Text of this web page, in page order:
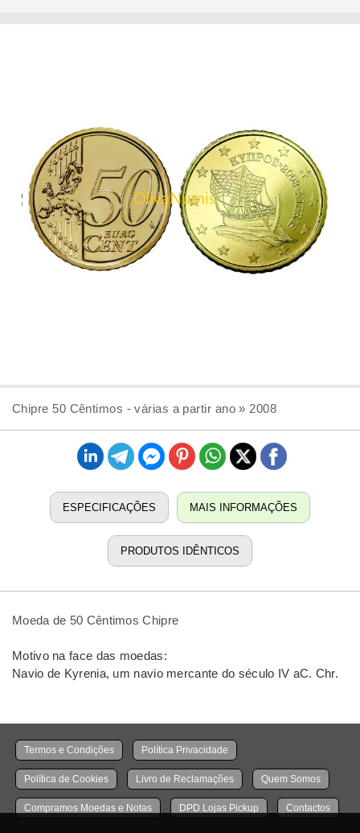
Chipre 50 Cêntimos - várias a partir ano » 2008
ESPECIFICAÇÕES MAIS INFORMAÇÕES
PRODUTOS IDÊNTICOS
Moeda de 50 Cêntimos Chipre
Motivo na face das moedas:
Navio de Kyrenia, um navio mercante do século IV aC. Chr.
Termos e Condições Política Privacidade
Política de Cookies Livro de Reclamações Quem Somos
Compramos Moedas e Notas DPD Lojas Pickup Contactos